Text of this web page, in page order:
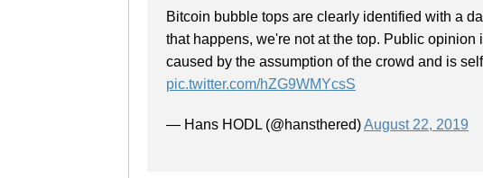
Bitcoin bubble tops are clearly identified with a
that happens, we're not at the top. Public
caused by the assumption of the crowd and is
pic.twitter.com/hZG9WMYcsS
— Hans HODL (@hansthered)August 22, 2019